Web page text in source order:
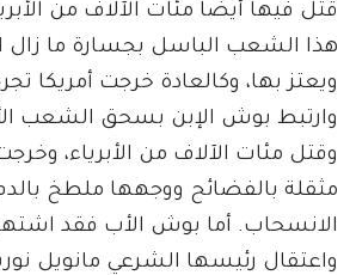
قُتل فيها أيضًا مئات الآلاف من
هذا الشعب الباسل بجسارة ما زال
ويعتز بها، وكالعادة خرجت أمريكا
وارتبط بوش الإبن بسحق الشعب
وقتل مئات الآلاف من الأبرياء،
مثقلة بالفضائح ووجهها ملطخ
الانسحاب. أما بوش الأب فقد
واعتقال رئيسها الشرعي مانويل